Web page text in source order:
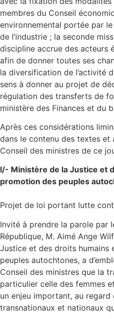
membres du Conseil
environnemental portée par
de l’industrie ; la seconde
discipline accrue des acteurs
afin de donner toutes ses
la diversification de l’activité
sens à donner au projet de
régulation des transferts de
ministère des Finances et du
Après ces considérations
dans le contenu des textes et
Conseil des ministres de ce
I/- Ministère de la Justice et
promotion des peuples
Projet de loi portant lutte
Invité à prendre la parole par
République, M. Aimé Ange
Justice et des droits humains
peuples autochtones, a
Conseil des ministres que la
particulier celle des femmes
un enjeu important, au
transnationaux et nationaux